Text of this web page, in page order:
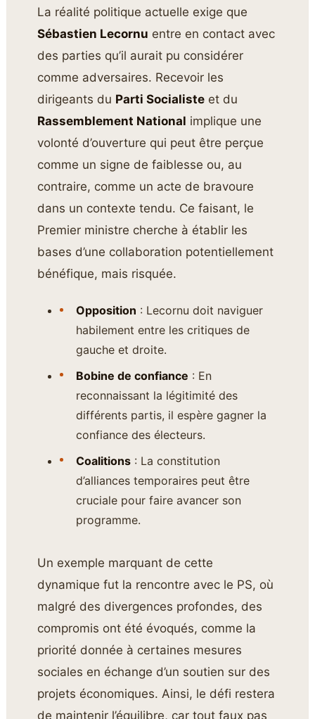
La réalité politique actuelle exige que
Sébastien Lecornu entre en contact avec
des parties qu’il aurait pu considérer
comme adversaires. Recevoir les
dirigeants du Parti Socialiste et du
Rassemblement National implique une
volonté d’ouverture qui peut être perçue
comme un signe de faiblesse ou, au
contraire, comme un acte de bravoure
dans un contexte tendu. Ce faisant, le
Premier ministre cherche à établir les
bases d’une collaboration potentiellement
bénéfique, mais risquée.
Opposition : Lecornu doit naviguer
habilement entre les critiques de
gauche et droite.
Bobine de confiance : En
reconnaissant la légitimité des
différents partis, il espère gagner la
confiance des électeurs.
Coalitions: La constitution
d’alliances temporaires peut être
cruciale pour faire avancer son
programme.
Un exemple marquant de cette
dynamique fut la rencontre avec le PS, où
malgré des divergences profondes, des
compromis ont été évoqués, comme la
priorité donnée à certaines mesures
sociales en échange d’un soutien sur des
projets économiques. Ainsi, le défi restera
de maintenir l’équilibre, car tout faux pas